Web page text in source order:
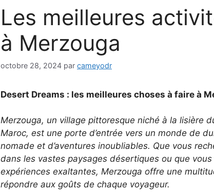
Les meilleures
à Merzouga
octobre 28, 2024 par cameyodr
Desert Dreams : les meilleures choses à faire à
Merzouga, un village pittoresque niché à la lisière
Maroc, est une porte d’entrée vers un monde de
nomade et d’aventures inoubliables. Que vous
dans les vastes paysages désertiques ou que
expériences exaltantes, Merzouga offre une
répondre aux goûts de chaque voyageur.